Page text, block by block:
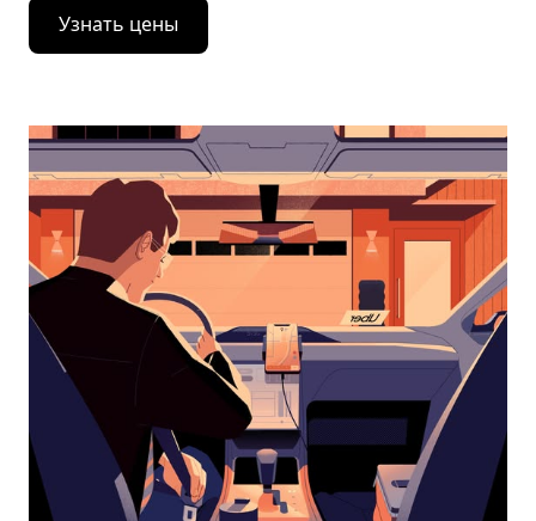
Нажмите
стрелку
вниз,
календарю
выбрать
дату.
Чтобы
закрыть
календарь,
нажмите
Esc.
Узнать цены